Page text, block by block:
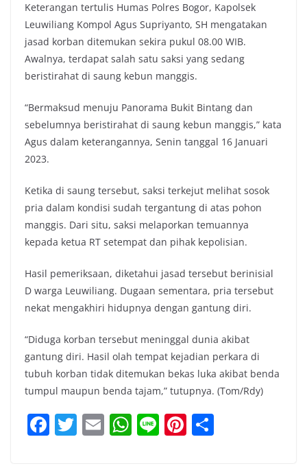
Keterangan tertulis Humas Polres Bogor, Kapolsek
Leuwiliang Kompol Agus Supriyanto, SH mengatakan
jasad korban ditemukan sekira pukul 08.00 WIB.
Awalnya, terdapat salah satu saksi yang sedang
beristirahat di saung kebun manggis.
“Bermaksud menuju Panorama Bukit Bintang dan
sebelumnya beristirahat di saung kebun manggis,” kata
Agus dalam keterangannya, Senin tanggal 16 Januari
2023.
Ketika di saung tersebut, saksi terkejut melihat sosok
pria dalam kondisi sudah tergantung di atas pohon
manggis. Dari situ, saksi melaporkan temuannya
kepada ketua RT setempat dan pihak kepolisian.
Hasil pemeriksaan, diketahui jasad tersebut berinisial
D warga Leuwiliang. Dugaan sementara, pria tersebut
nekat mengakhiri hidupnya dengan gantung diri.
“Diduga korban tersebut meninggal dunia akibat
gantung diri. Hasil olah tempat kejadian perkara di
tubuh korban tidak ditemukan bekas luka akibat benda
tumpul maupun benda tajam,” tutupnya. (Tom/Rdy)
F T E W Li Pi